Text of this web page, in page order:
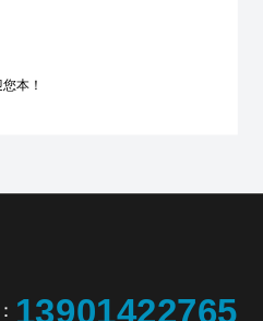
本！
13901422765